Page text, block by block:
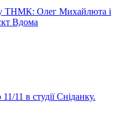
ТНМК: Олег Михайлюта і
Вдома
11 в студії Сніданку.